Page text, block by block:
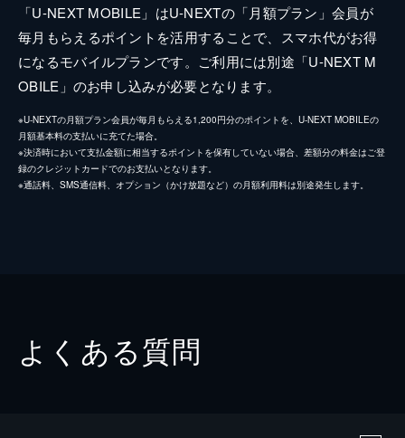
「U-NEXT MOBILE」はU-NEXTの「月額プラン」会員が
毎月もらえるポイントを活用することで、スマホ代がお得
になるモバイルプランです。ご利用には別途「U-NEXT M
OBILE」のお申し込みが必要となります。
※U-NEXTの月額プラン会員が毎月もらえる1,200円分のポイントを、U-NEXT MOBILEの
月額基本料の支払いに充てた場合。
※決済時において支払金額に相当するポイントを保有していない場合、差額分の料金はご登
録のクレジットカードでのお支払いとなります。
※通話料、SMS通信料、オプション（かけ放題など）の月額利用料は別途発生します。
よくある質問